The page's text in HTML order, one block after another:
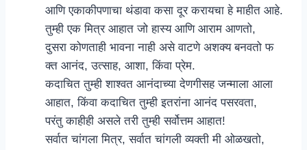
आणि एकाकीपणाचा थंडावा कसा दूर करायचा हे माहीत आहे.
तुम्ही एक मित्र आहात जो हास्य आणि आराम आणतो,
दुसरा कोणताही भावना नाही असे वाटणे अशक्य बनवतो फ
क्त आनंद, उत्साह, आशा, किंवा प्रेम.
कदाचित तुम्ही शाश्वत आनंदाच्या देणगीसह जन्माला आला
आहात, किंवा कदाचित तुम्ही इतरांना आनंद पसरवता,
परंतु काहीही असले तरी तुम्ही सर्वोत्तम आहात!
सर्वात चांगला मित्र, सर्वात चांगली व्यक्ती मी ओळखतो,